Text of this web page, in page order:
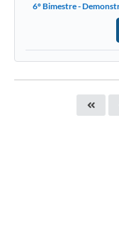
6º Bimestre -